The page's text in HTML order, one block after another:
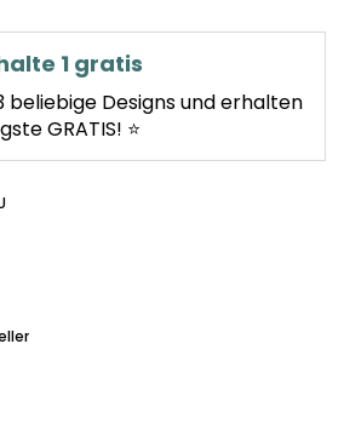
1 gratis
beliebige Designs und erhalten
GRATIS! ⭐